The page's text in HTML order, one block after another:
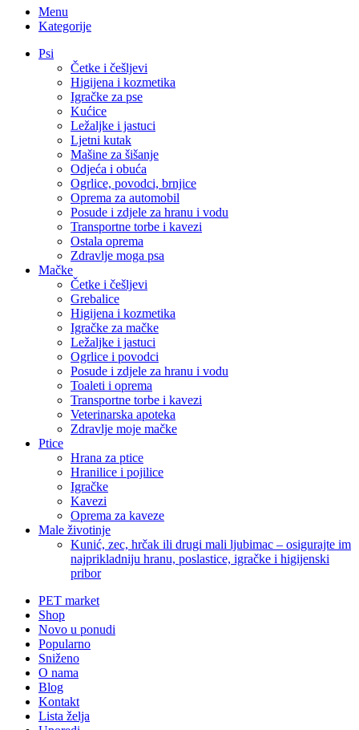
Menu
Kategorije
Psi
Četke i češljevi
Higijena i kozmetika
Igračke za pse
Kućice
Ležaljke i jastuci
Ljetni kutak
Mašine za šišanje
Odjeća i obuća
Ogrlice, povodci, brnjice
Oprema za automobil
Posude i zdjele za hranu i vodu
Transportne torbe i kavezi
Ostala oprema
Zdravlje moga psa
Mačke
Četke i češljevi
Grebalice
Higijena i kozmetika
Igračke za mačke
Ležaljke i jastuci
Ogrlice i povodci
Posude i zdjele za hranu i vodu
Toaleti i oprema
Transportne torbe i kavezi
Veterinarska apoteka
Zdravlje moje mačke
Ptice
Hrana za ptice
Hranilice i pojilice
Igračke
Kavezi
Oprema za kaveze
Male životinje
Kunić, zec, hrčak ili drugi mali ljubimac – osigurajte im
najprikladniju hranu, poslastice, igračke i higijenski
pribor
PET market
Shop
Novo u ponudi
Popularno
Sniženo
O nama
Blog
Kontakt
Lista želja